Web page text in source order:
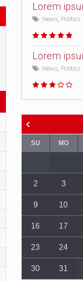
Lorem
News, Politics
Lorem
News, Politics
SU MO
2 3
9 10
16 17
23 24
30 31